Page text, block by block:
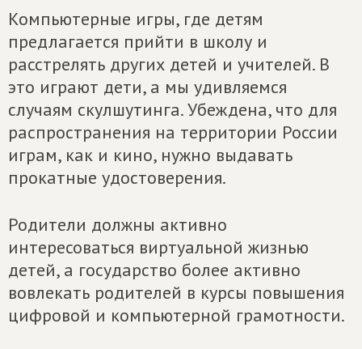
Компьютерные игры, где детям
предлагается прийти в школу и
расстрелять других детей и учителей. В
это играют дети, а мы удивляемся
случаям скулшутинга. Убеждена, что для
распространения на территории России
играм, как и кино, нужно выдавать
прокатные удостоверения.
Родители должны активно
интересоваться виртуальной жизнью
детей, а государство более активно
вовлекать родителей в курсы повышения
цифровой и компьютерной грамотности.